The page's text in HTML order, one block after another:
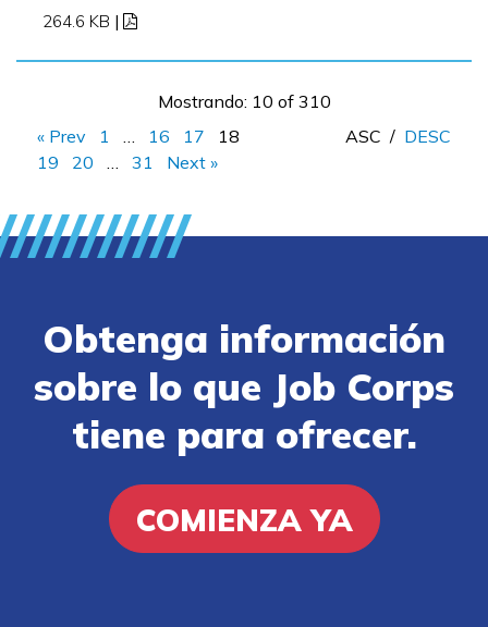
264.6 KB |
Mostrando: 10 of 310
« Prev
1 16 17
18
19
20 31 Next »
ASC / DESC
Obtenga información
sobre lo que Job Corps
tiene para ofrecer.
COMIENZA YA